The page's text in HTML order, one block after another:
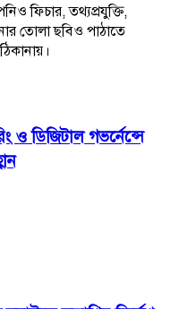
ফিচার, তথ্যপ্রযুক্তি,
তোলা ছবিও পাঠাতে
ঠিকানায়।
ও ডিজিটাল গভর্নেন্সে